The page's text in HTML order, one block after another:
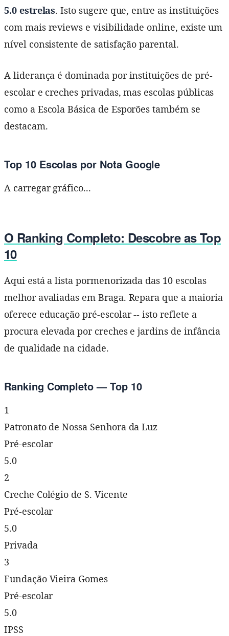
5.0 estrelas. Isto sugere que, entre as instituições
com mais reviews e visibilidade online, existe um
nível consistente de satisfação parental.
A liderança é dominada por instituições de pré-
escolar e creches privadas, mas escolas públicas
como a Escola Básica de Esporões também se
destacam.
Top 10 Escolas por Nota Google
A carregar gráfico...
O Ranking Completo: Descobre as Top
10
Aqui está a lista pormenorizada das 10 escolas
melhor avaliadas em Braga. Repara que a maioria
oferece educação pré-escolar -- isto reflete a
procura elevada por creches e jardins de infância
de qualidade na cidade.
Ranking Completo — Top 10
1
Patronato de Nossa Senhora da Luz
Pré-escolar
5.0
2
Creche Colégio de S. Vicente
Pré-escolar
5.0
Privada
3
Fundação Vieira Gomes
Pré-escolar
5.0
IPSS